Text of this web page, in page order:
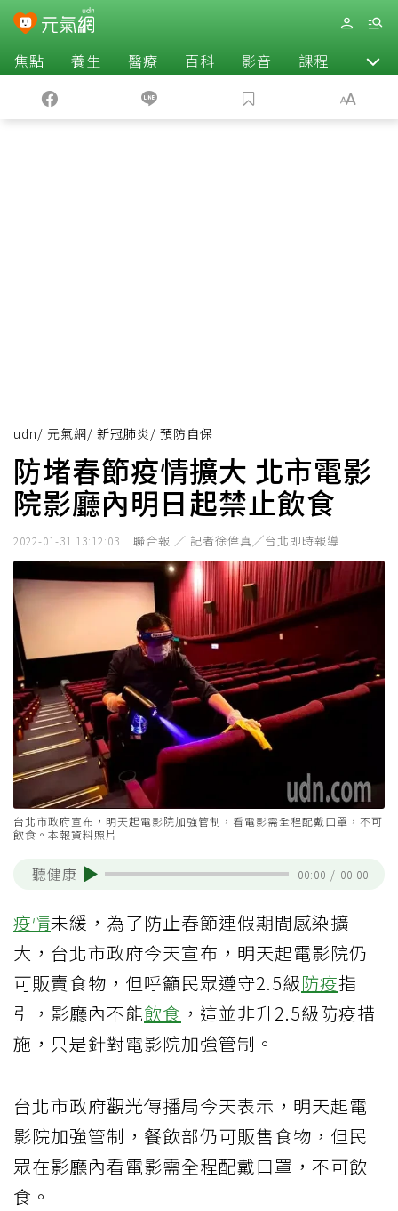
焦點 養生 醫療 百科 影音 課程 退休
udn/ 元氣網/ 新冠肺炎 / 預防自保
防堵春節疫情擴大 北市電影
院影廳內明日起禁止飲食
2022-01-31 13:12:03 聯合報 ／ 記者徐偉真╱台北即時報導
台北市政府宣布，明天起電影院加強管制，看電影需全程配戴口罩，不可
飲食。本報資料照片
聽健康 00:00 / 00:00
疫情未緩，為了防止春節連假期間感染擴
大，台北市政府今天宣布，明天起電影院仍
可販賣食物，但呼籲民眾遵守2.5級防疫指
引，影廳內不能飲食 ，這並非升2.5級防疫措
施，只是針對電影院加強管制。
台北市政府觀光傳播局今天表示，明天起電
影院加強管制，餐飲部仍可販售食物，但民
眾在影廳內看電影需全程配戴口罩，不可飲
食。